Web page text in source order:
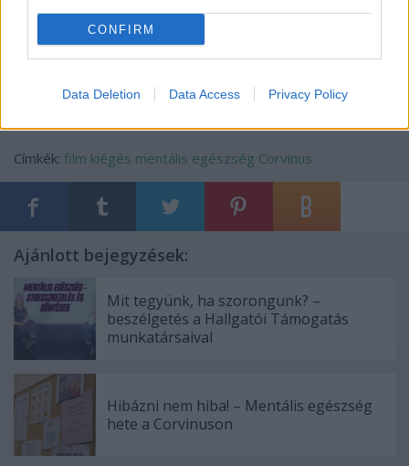
CONFIRM
Data Deletion Data Access Privacy Policy
lehetünk egy igazi érzelmi kapcsólódásnak, ami
segíthet a mentális és érzelmi jóllétünkben,
motivációt, célokat adhat nekünk.
Címkék: film kiégés mentális egészség Corvinus
Ajánlott bejegyzések:
Mit tegyünk, ha szorongunk? –
beszélgetés a Hallgatói Támogatás
munkatársaival
Hibázni nem hiba! – Mentális egészség
hete a Corvinuson